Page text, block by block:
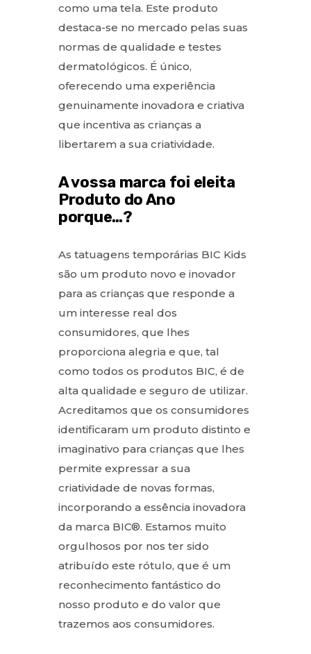
como uma tela. Este produto
destaca-se no mercado pelas suas
normas de qualidade e testes
dermatológicos. É único,
oferecendo uma experiência
genuinamente inovadora e criativa
que incentiva as crianças a
libertarem a sua criatividade.
A vossa marca foi eleita
Produto do Ano
porque…?
As tatuagens temporárias BIC Kids
são um produto novo e inovador
para as crianças que responde a
um interesse real dos
consumidores, que lhes
proporciona alegria e que, tal
como todos os produtos BIC, é de
alta qualidade e seguro de utilizar.
Acreditamos que os consumidores
identificaram um produto distinto e
imaginativo para crianças que lhes
permite expressar a sua
criatividade de novas formas,
incorporando a essência inovadora
da marca BIC®. Estamos muito
orgulhosos por nos ter sido
atribuído este rótulo, que é um
reconhecimento fantástico do
nosso produto e do valor que
trazemos aos consumidores.